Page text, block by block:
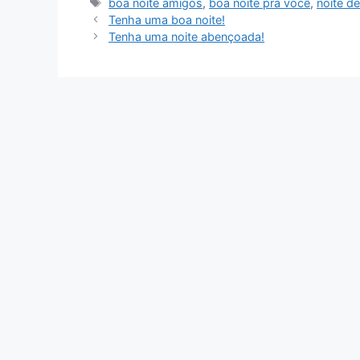
Tenha uma boa noite!
Tenha uma noite abençoada!